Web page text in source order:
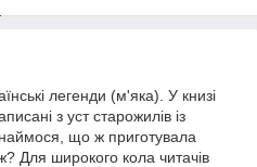
легенди (м'яка). У книзі
з уст старожилів із
що ж приготувала
Для широкого кола читачів